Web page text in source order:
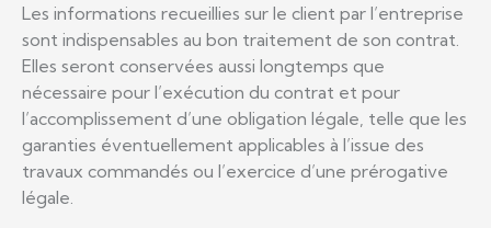
Les informations recueillies sur le client par l’entreprise
sont indispensables au bon traitement de son contrat.
Elles seront conservées aussi longtemps que
nécessaire pour l’exécution du contrat et pour
l’accomplissement d’une obligation légale, telle que les
garanties éventuellement applicables à l’issue des
travaux commandés ou l’exercice d’une prérogative
légale.